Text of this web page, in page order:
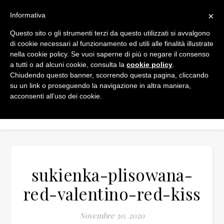
sukienka-plisowana-
red-valentino-red-kiss
Novembre 30, 2020
×
Informativa
Questo sito o gli strumenti terzi da questo utilizzati si avvalgono
di cookie necessari al funzionamento ed utili alle finalità illustrate
nella cookie policy. Se vuoi saperne di più o negare il consenso
a tutti o ad alcuni cookie, consulta la cookie policy
Chiudendo questo banner, scorrendo questa pagina, cliccando
su un link o proseguendo la navigazione in altra maniera,
acconsenti all’uso dei cookie.